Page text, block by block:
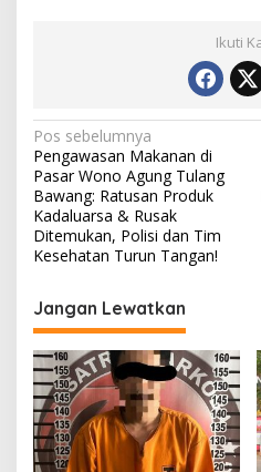
Ikuti
N
a
v
i
g
a
s
i
p
o
s
Pos sebelumnya
Pengawasan Makanan di
Pasar Wono Agung Tulang
Bawang: Ratusan Produk
Kadaluarsa & Rusak
Ditemukan, Polisi dan Tim
Kesehatan Turun Tangan!
Jangan Lewatkan